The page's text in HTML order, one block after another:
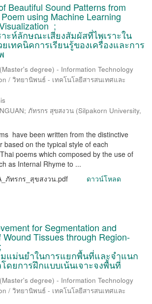
Beautiful Sound Patterns from
using Machine Learning
;
ะห์ลักษณะเสียงสัมผัสที่ไพเราะใน
เทคนิคการเรียนรู้ของเครื่องและการ
degree) - Information Technology
/ วิทยานิพนธ์ - เทคโนโลยีสารสนเทศและ
ภัทรกร สุขสงวน (Silpakorn University,
have been written from the distinctive
based on the typical style of each
poems which composed by the use of
as Internal Rhyme to ...
ภัทรกร_สุขสงวน.pdf ดาวน์โหลด
for Segmentation and
Tissues through Region-
มแม่นยำในการแยกพื้นที่และจำแนก
ดยการฝึกแบบเน้นเจาะจงพื้นที่
degree) - Information Technology
/ วิทยานิพนธ์ - เทคโนโลยีสารสนเทศและ